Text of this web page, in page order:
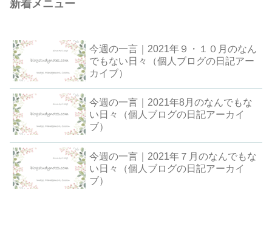
新着メニュー
今週の一言｜2021年９・１０月のなん
でもない日々（個人ブログの日記アー
カイブ）
今週の一言｜2021年8月のなんでもな
い日々（個人ブログの日記アーカイ
ブ）
今週の一言｜2021年７月のなんでもな
い日々（個人ブログの日記アーカイ
ブ）